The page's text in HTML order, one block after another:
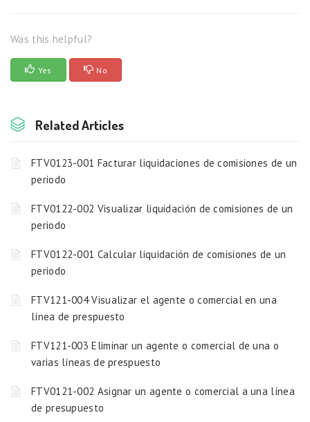
Was this helpful?
Yes No
Related Articles
FTV0123-001 Facturar liquidaciones de comisiones de un
periodo
FTV0122-002 Visualizar liquidación de comisiones de un
periodo
FTV0122-001 Calcular liquidación de comisiones de un
periodo
FTV121-004 Visualizar el agente o comercial en una
línea de prespuesto
FTV121-003 Eliminar un agente o comercial de una o
varias líneas de prespuesto
FTV0121-002 Asignar un agente o comercial a una línea
de presupuesto